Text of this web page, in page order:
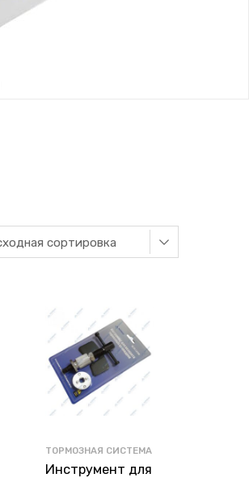
ТОРМОЗНАЯ СИСТЕМА
Инструмент для